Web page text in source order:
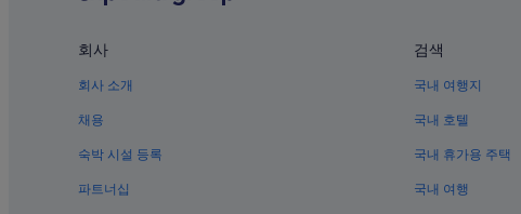
교토의 아침 식사 제공 호텔
교토의 개인 별장
교토의 온수 욕조가 있는 호텔
회사
회사 소개
채용
숙박 시설 등록
파트너십
검색
국내 여행지
국내 호텔
국내 휴가용 주택
국내 여행